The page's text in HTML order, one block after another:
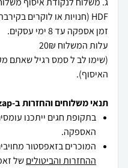
(שימו לב ל סמס רגיל שאתם
האיסוף).
תנאי משלוחים והחזרות ב-zap
בתקופת חגים ייתכנו
האספקה.
המוכרים בזאפסטור
ההחזרות והביטוליםשל